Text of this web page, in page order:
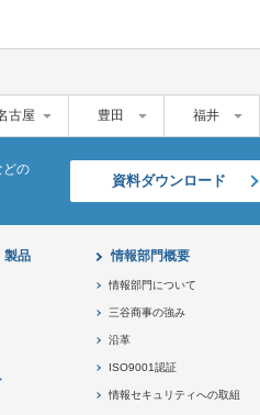
古屋 豊田 福井
どの
資料ダウンロード
製品 情報部門概要
情報部門について
三谷商事の強み
沿革
ISO9001認証
情報セキュリティへの取組